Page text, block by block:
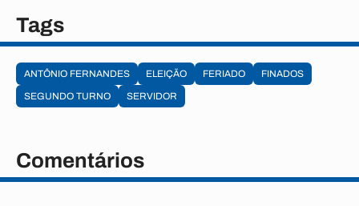
Tags
ANTÔNIO FERNANDES ELEIÇÃO FERIADO
FINADOS
SEGUNDO TURNO
SERVIDOR
Comentários